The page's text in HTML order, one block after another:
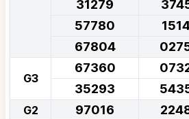
31279
57780
67804
G3
67360
35293
G2 97016